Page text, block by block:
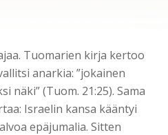
Tuomarien kirja kertoo
anarkia: ”jokainen
näki” (Tuom. 21:25). Sama
Israelin kansa kääntyi
epäjumalia. Sitten